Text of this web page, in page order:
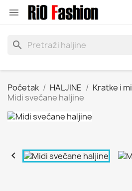

search
Početak HALJINE
Kratke i
Midi svečane haljine
